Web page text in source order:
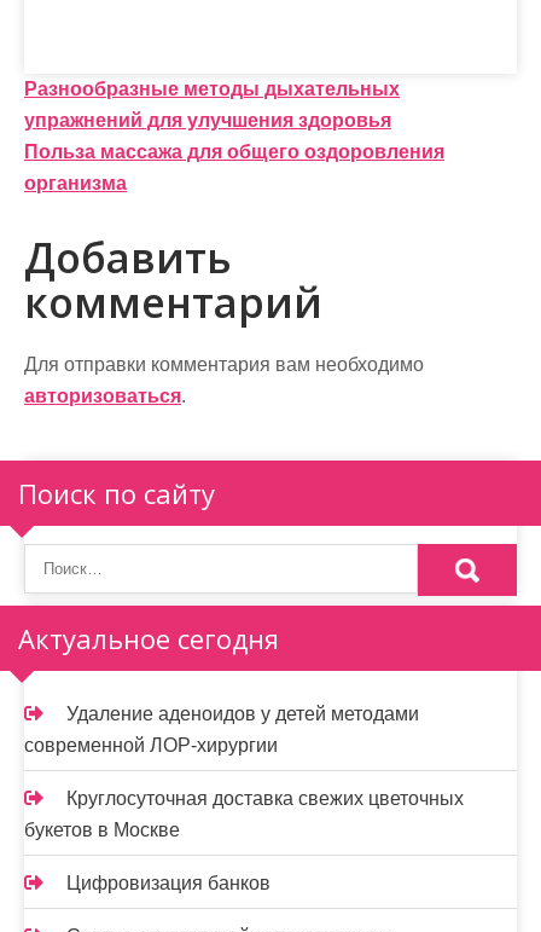
Н
а
в
и
г
а
ц
и
я
п
о
з
а
п
и
с
я
м
Разнообразные методы дыхательных
упражнений для улучшения здоровья
Польза массажа для общего оздоровления
организма
Добавить
комментарий
Для отправки комментария вам необходимо
авторизоваться.
Поиск по сайту
Актуальное сегодня
Удаление аденоидов у детей методами
современной ЛОР-хирургии
Круглосуточная доставка свежих цветочных
букетов в Москве
Цифровизация банков